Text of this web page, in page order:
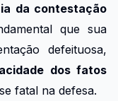
da contestação
que sua
defeituosa,
dos fatos
fatal na defesa.